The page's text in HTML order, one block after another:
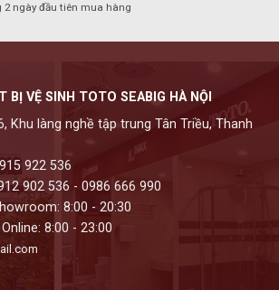
ngày đầu tiên mua hàng
BỊ VỆ SINH TOTO SEABIG HÀ NỘI
Khu làng nghề tập trung Tân Triều, Thanh
922 536
902 536 - 0986 666 990
8:00 - 20:30
8:00 - 23:00